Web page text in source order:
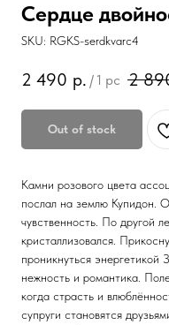
Сердце
SKU: RGKS-serdkvarc4
2 490 р. / 1 pc 2
Out of stock
Камни розового цвета
послал на землю Купидон.
чувственность. По другой
кристаллизовался.
проникнуться энергетикой
нежность и романтика.
когда страсть и
супруги становятся